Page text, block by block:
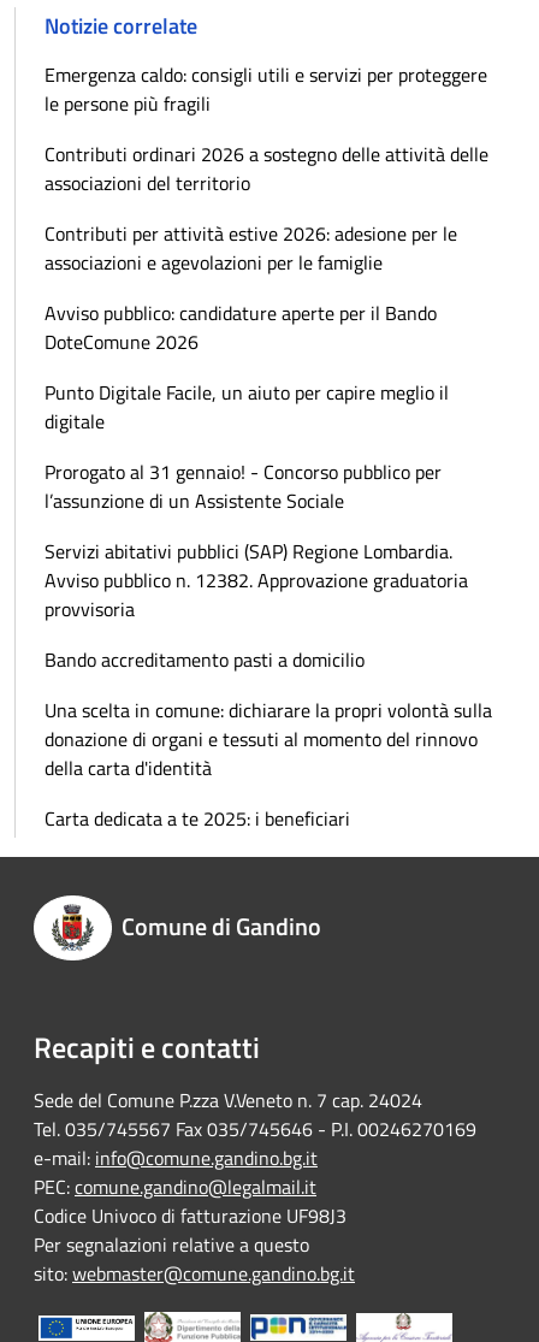
Notizie correlate
Emergenza caldo: consigli utili e servizi per proteggere
le persone più fragili
Contributi ordinari 2026 a sostegno delle attività delle
associazioni del territorio
Contributi per attività estive 2026: adesione per le
associazioni e agevolazioni per le famiglie
Avviso pubblico: candidature aperte per il Bando
DoteComune 2026
Punto Digitale Facile, un aiuto per capire meglio il
digitale
Prorogato al 31 gennaio! - Concorso pubblico per
l’assunzione di un Assistente Sociale
Servizi abitativi pubblici (SAP) Regione Lombardia.
Avviso pubblico n. 12382. Approvazione graduatoria
provvisoria
Bando accreditamento pasti a domicilio
Una scelta in comune: dichiarare la propri volontà sulla
donazione di organi e tessuti al momento del rinnovo
della carta d'identità
Carta dedicata a te 2025: i beneficiari
Comune di Gandino
Recapiti e contatti
Sede del Comune P.zza V.Veneto n. 7 cap. 24024
Tel. 035/745567 Fax 035/745646 - P.I. 00246270169
e-mail: info@comune.gandino.bg.it
PEC:comune.gandino@legalmail.it
Codice Univoco di fatturazione UF98J3
Per segnalazioni relative a questo
sito:webmaster@comune.gandino.bg.it